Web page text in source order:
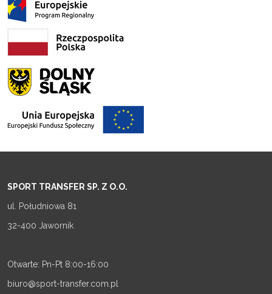
SPORT TRANSFER SP. Z O.O.
ul. Południowa 81
32-400 Jawornik
Otwarte: Pn-Pt 8:00-16:00
biuro@sport-transfer.com.pl